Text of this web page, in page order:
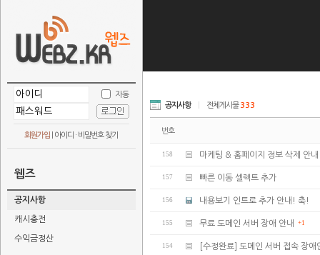
자동
회원가입 아이디 · 비밀번호 찾기
웹즈
공지사항
캐시충전
수익금정산
공지사항 전체게시물333
번호
158 마케팅 & 홈페이지 정보 삭제 안내
157 빠른 이동 셀렉트 추가
156 내용보기 인트로 추가 안내! 축!
155 무료 도메인 서버 장애 안내 +1
154 [수정완료] 도메인 서버 접속 장애